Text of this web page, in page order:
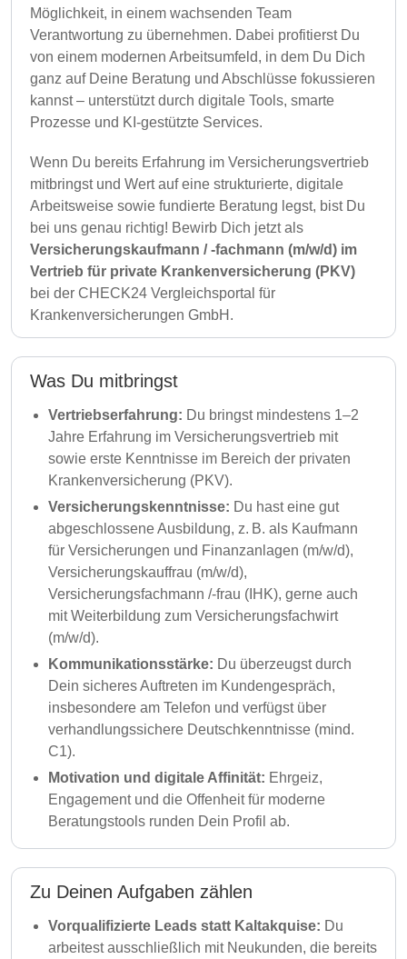
Möglichkeit, in einem wachsenden Team
Verantwortung zu übernehmen. Dabei profitierst Du
von einem modernen Arbeitsumfeld, in dem Du Dich
ganz auf Deine Beratung und Abschlüsse fokussieren
kannst – unterstützt durch digitale Tools, smarte
Prozesse und KI-gestützte Services.
Wenn Du bereits Erfahrung im Versicherungsvertrieb
mitbringst und Wert auf eine strukturierte, digitale
Arbeitsweise sowie fundierte Beratung legst, bist Du
bei uns genau richtig! Bewirb Dich jetzt als
Versicherungskaufmann / -fachmann (m/w/d) im
Vertrieb für private Krankenversicherung (PKV)
bei der CHECK24 Vergleichsportal für
Krankenversicherungen GmbH.
Was Du mitbringst
Vertriebserfahrung: Du bringst mindestens 1–2
Jahre Erfahrung im Versicherungsvertrieb mit
sowie erste Kenntnisse im Bereich der privaten
Krankenversicherung (PKV).
Versicherungskenntnisse: Du hast eine gut
abgeschlossene Ausbildung, z. B. als Kaufmann
für Versicherungen und Finanzanlagen (m/w/d),
Versicherungskauffrau (m/w/d),
Versicherungsfachmann /-frau (IHK), gerne auch
mit Weiterbildung zum Versicherungsfachwirt
(m/w/d).
Kommunikationsstärke: Du überzeugst durch
Dein sicheres Auftreten im Kundengespräch,
insbesondere am Telefon und verfügst über
verhandlungssichere Deutschkenntnisse (mind.
C1).
Motivation und digitale Affinität: Ehrgeiz,
Engagement und die Offenheit für moderne
Beratungstools runden Dein Profil ab.
Zu Deinen Aufgaben zählen
Vorqualifizierte Leads statt Kaltakquise: Du
arbeitest ausschließlich mit Neukunden, die bereits